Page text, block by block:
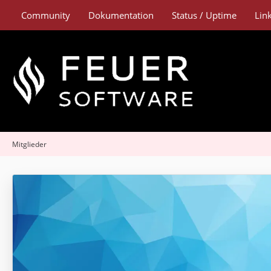
Community Dokumentation Status / Uptime
Mitglieder